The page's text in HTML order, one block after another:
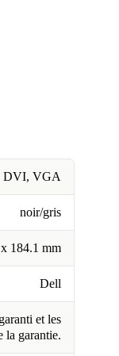
DVI, VGA
noir/gris
184.1 mm
Dell
et les
la garantie.